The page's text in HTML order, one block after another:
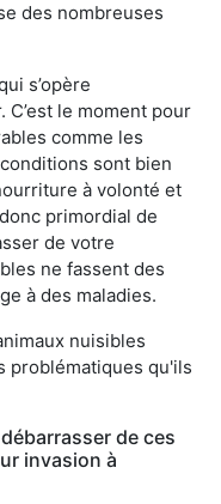
des nombreuses
s’opère
le moment pour
comme les
sont bien
à volonté et
primordial de
de votre
ne fassent des
à des maladies.
nuisibles
problématiques qu'ils
de ces
invasion à